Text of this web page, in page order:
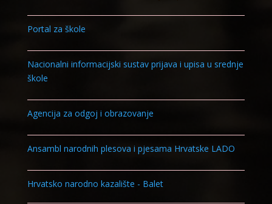
Portal za škole
Nacionalni informacijski sustav prijava i upisa u srednje
škole
Agencija za odgoj i obrazovanje
Ansambl narodnih plesova i pjesama Hrvatske LADO
Hrvatsko narodno kazalište - Balet